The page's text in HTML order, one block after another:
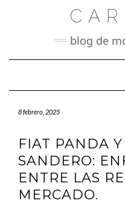
blog de
8 febrero, 2025
FIAT PANDA
SANDERO:
ENTRE LAS
MERCADO.